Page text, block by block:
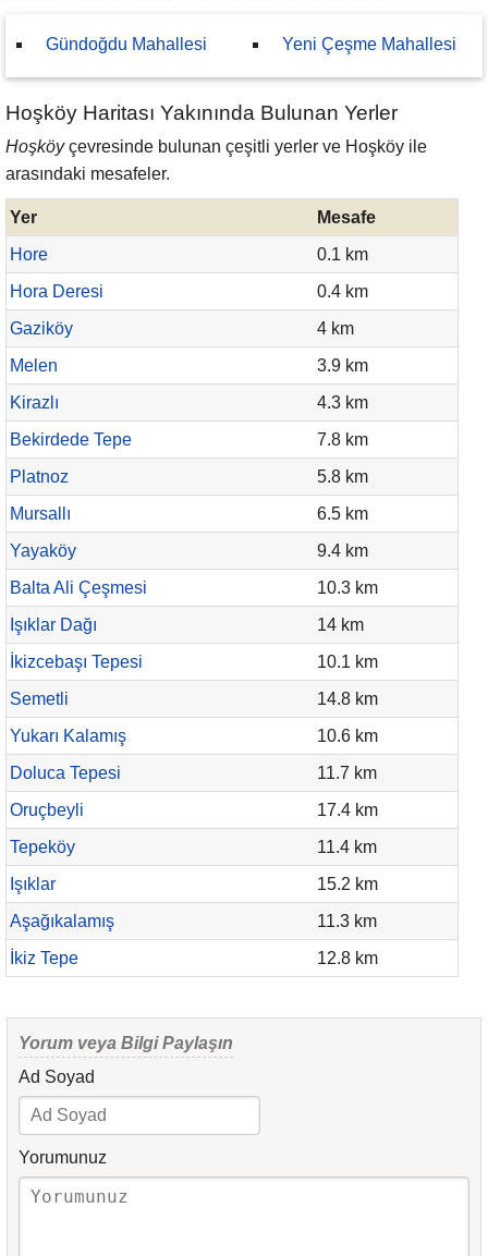
Gündoğdu Mahallesi Yeni Çeşme Mahallesi
Hoşköy Haritası Yakınında Bulunan Yerler
Hoşköyçevresinde bulunan çeşitli yerler ve Hoşköy ile
arasındaki mesafeler.
Yer
Mesafe
Hore
0.1 km
Hora Deresi
0.4 km
Gaziköy
4 km
Melen
3.9 km
Kirazlı
4.3 km
Bekirdede Tepe
7.8 km
Platnoz
5.8 km
Mursallı
6.5 km
Yayaköy
9.4 km
Balta Ali Çeşmesi
10.3 km
Işıklar Dağı
14 km
İkizcebaşı Tepesi
10.1 km
Semetli
14.8 km
Yukarı Kalamış
10.6 km
Doluca Tepesi
11.7 km
Oruçbeyli
17.4 km
Tepeköy
11.4 km
Işıklar
15.2 km
Aşağıkalamış
11.3 km
İkiz Tepe
12.8 km
Yorum veya Bilgi Paylaşın
Ad Soyad
Yorumunuz